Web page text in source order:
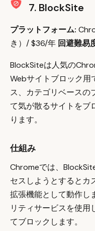
7. BlockSite
プラットフォーム:
き）/ $36/年 回避難易
BlockSiteは人気の
Webサイトブロック用
ス、カテゴリベースの
て気が散るサイトをブ
ります。
仕組み
Chromeでは、
セスしようとするとカ
拡張機能として動作し
リティサービスを使用
てブロックします。